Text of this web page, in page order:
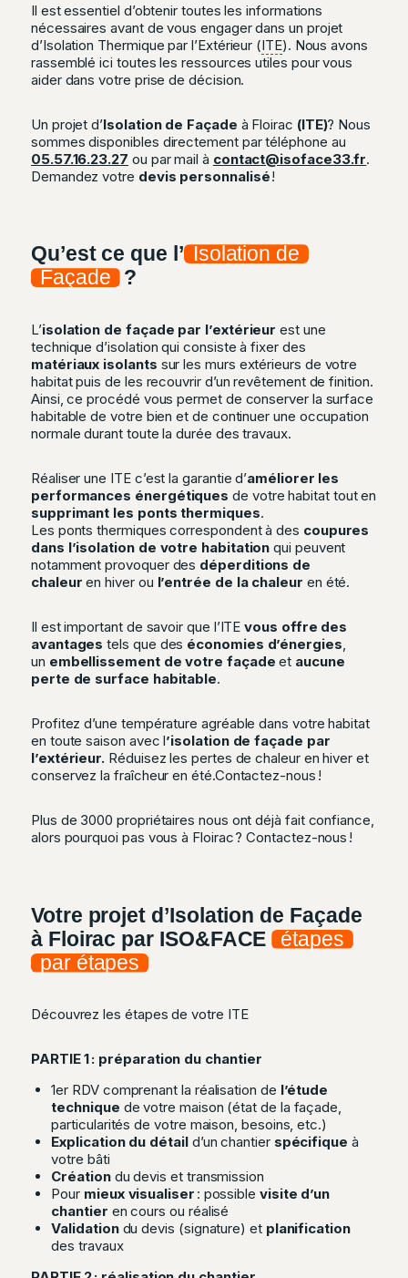
Il est essentiel d’obtenir toutes les informations
nécessaires avant de vous engager dans un projet
d’Isolation Thermique par l’Extérieur (ITE). Nous avons
rassemblé ici toutes les ressources utiles pour vous
aider dans votre prise de décision.
Un projet d’Isolation de Façade à Floirac (ITE)? Nous
sommes disponibles directement par téléphone au
05.57.16.23.27 ou par mail à contact@isoface33.fr.
Demandez votre devis personnalisé!
Qu’est ce que l’ Isolation de
Façade ?
L’isolation de façade par l’extérieur est une
technique d’isolation qui consiste à fixer des
matériaux isolants sur les murs extérieurs de votre
habitat puis de les recouvrir d’un revêtement de finition.
Ainsi, ce procédé vous permet de conserver la surface
habitable de votre bien et de continuer une occupation
normale durant toute la durée des travaux.
Réaliser une ITE c’est la garantie d’améliorer les
performances énergétiques de votre habitat tout en
supprimant les ponts thermiques.
Les ponts thermiques correspondent à des coupures
dans l’isolation de votre habitation qui peuvent
notamment provoquer des déperditions de
chaleur en hiver ou l’entrée de la chaleur en été.
Il est important de savoir que l’ITE vous offre des
avantages tels que des économies d’énergies,
un embellissement de votre façade et aucune
perte de surface habitable.
Profitez d’une température agréable dans votre habitat
en toute saison avec l’isolation de façade par
l’extérieur. Réduisez les pertes de chaleur en hiver et
conservez la fraîcheur en été.Contactez-nous !
Plus de 3000 propriétaires nous ont déjà fait confiance,
alors pourquoi pas vous à Floirac ? Contactez-nous !
Votre projet d’Isolation de Façade
à Floirac par ISO&FACE étapes
par étapes
Découvrez les étapes de votre ITE
PARTIE 1 : préparation du chantier
1er RDV comprenant la réalisation de l’étude
technique de votre maison (état de la façade,
particularités de votre maison, besoins, etc.)
Explication du détaild’un chantier spécifique à
votre bâti
Créationdu devis et transmission
Pour mieux visualiser : possible visite d’un
chantier en cours ou réalisé
Validationdu devis (signature) et planification
des travaux